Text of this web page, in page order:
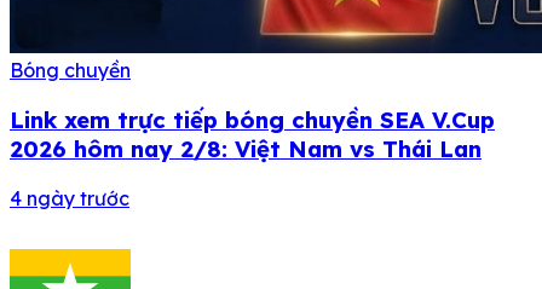
Bóng chuyền
Link xem trực tiếp bóng chuyền SEA V.Cup
2026 hôm nay 2/8: Việt Nam vs Thái Lan
4 ngày trước